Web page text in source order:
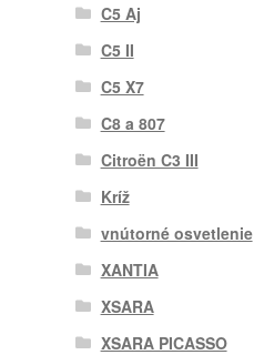
C5 Aj
C5 II
C5 X7
C8 a 807
Citroën C3 III
Kríž
vnútorné osvetlenie
XANTIA
XSARA
XSARA PICASSO